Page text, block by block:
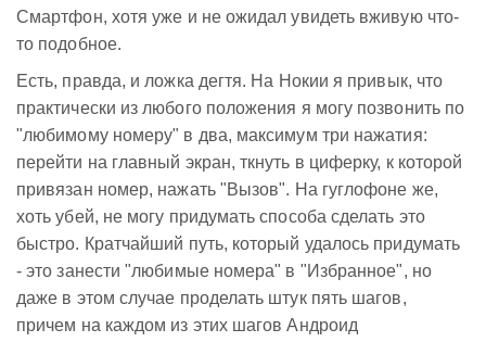
Смартфон, хотя уже и не ожидал увидеть вживую что-
то подобное.
Есть, правда, и ложка дегтя. На Нокии я привык, что
практически из любого положения я могу позвонить по
"любимому номеру" в два, максимум три нажатия:
перейти на главный экран, ткнуть в циферку, к которой
привязан номер, нажать "Вызов". На гуглофоне же,
хоть убей, не могу придумать способа сделать это
быстро. Кратчайший путь, который удалось придумать
- это занести "любимые номера" в "Избранное", но
даже в этом случае проделать штук пять шагов,
причем на каждом из этих шагов Андроид